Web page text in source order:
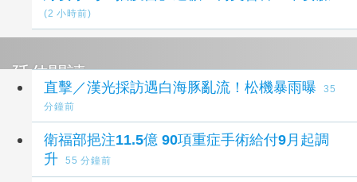
(2 小時前)
延伸閱讀
直擊／漢光採訪遇白海豚亂流！松機暴雨曝
35
分鐘前
衛福部挹注11.5億 90項重症手術給付9月起調
升
55 分鐘前